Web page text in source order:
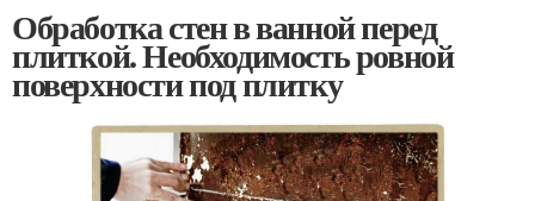
Обработка стен в ванной перед
плиткой. Необходимость ровной
поверхности под плитку